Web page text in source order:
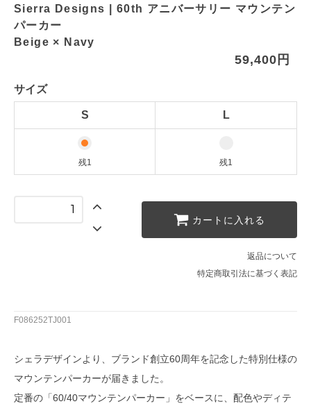
Sierra Designs | 60th アニバーサリー マウンテン
パーカー
Beige × Navy
59,400円
サイズ
S L
残1 残1
カートに入れる
返品について
特定商取引法に基づく表記
F086252TJ001
シェラデザインより、ブランド創立60周年を記念した特別仕様の
マウンテンパーカーが届きました。
定番の「60/40マウンテンパーカー」をベースに、配色やディテ